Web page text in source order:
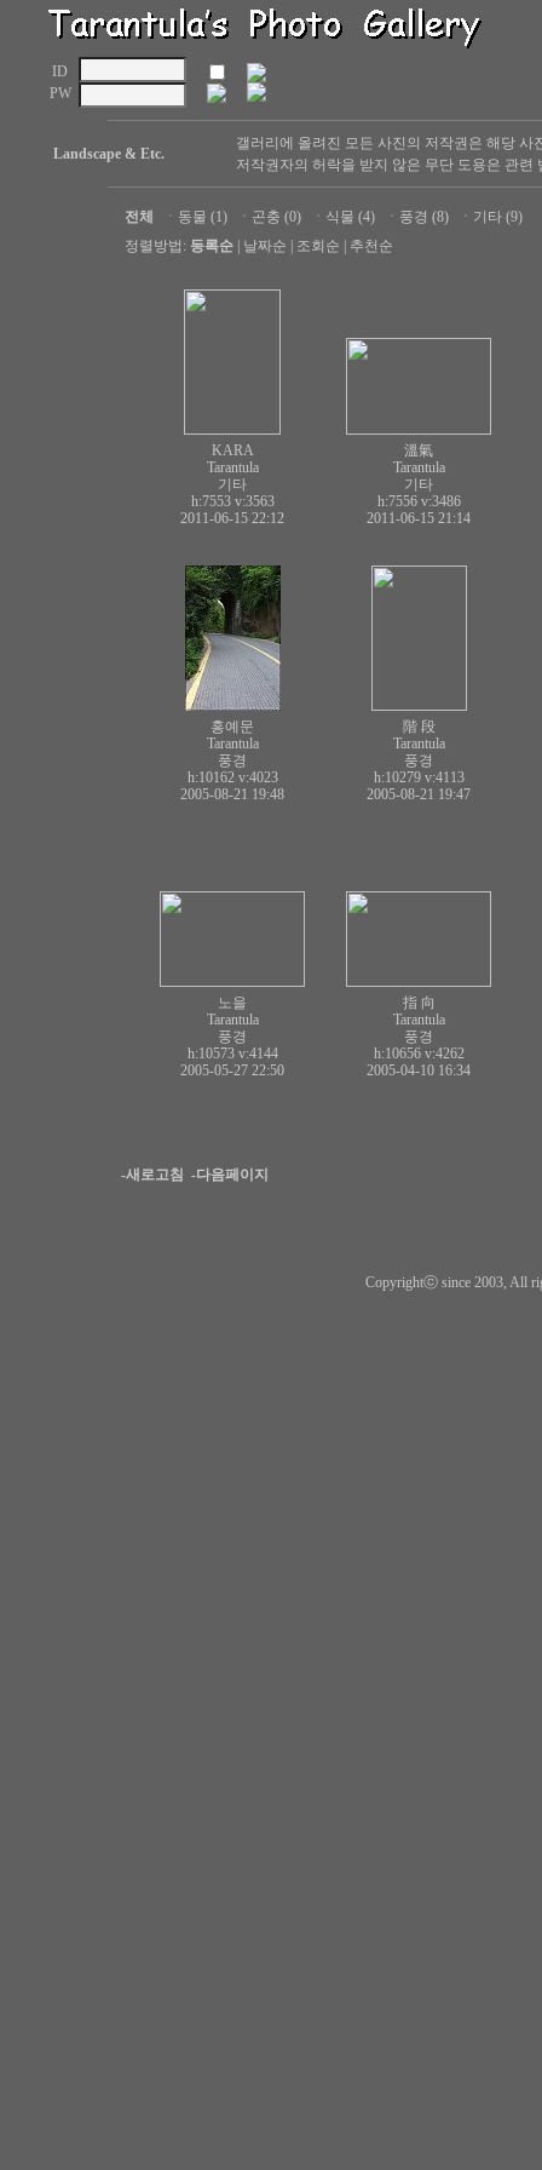
ID
PW
Landscape & Etc.
갤러리에 올려진 모든 사진의 저작권은 해당 사
저작권자의 허락을 받지 않은 무단 도용은 관련
전체 ㆍ 동물 (1) ㆍ 곤충 (0) ㆍ 식물 (4) ㆍ 풍경 (8) ㆍ 기타 (9)
정렬방법: 등록순 날짜순 조회순 추천순
KARA
Tarantula
기타
h:7553 v:3563
2011-06-15 22:12
溫氣
Tarantula
기타
h:7556 v:3486
2011-06-15 21:14
홍예문
Tarantula
풍경
h:10162 v:4023
2005-08-21 19:48
階 段
Tarantula
풍경
h:10279 v:4113
2005-08-21 19:47
노을
Tarantula
풍경
h:10573 v:4144
2005-05-27 22:50
指 向
Tarantula
풍경
h:10656 v:4262
2005-04-10 16:34
-새로고침 -다음페이지
Copyrightⓒ since 2003, All